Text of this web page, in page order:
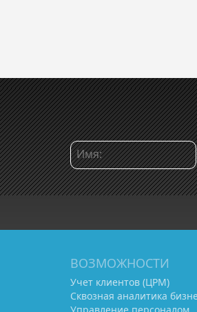
ВОЗМОЖНОСТИ
Учет клиентов (ЦРМ)
Сквозная аналитика